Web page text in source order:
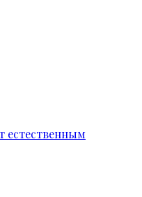
естественным